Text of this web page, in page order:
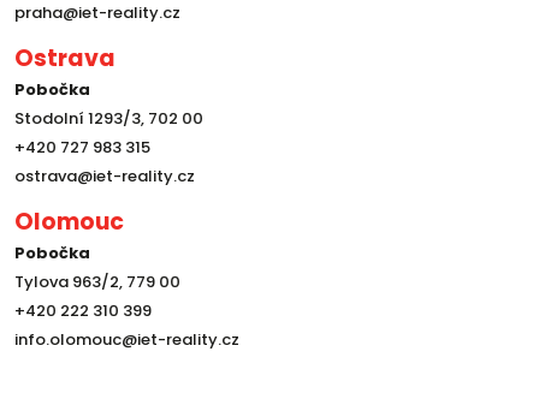
praha@iet-reality.cz
Ostrava
Pobočka
Stodolní 1293/3, 702 00
+420 727 983 315
ostrava@iet-reality.cz
Olomouc
Pobočka
Tylova 963/2, 779 00
+420 222 310 399
info.olomouc@iet-reality.cz